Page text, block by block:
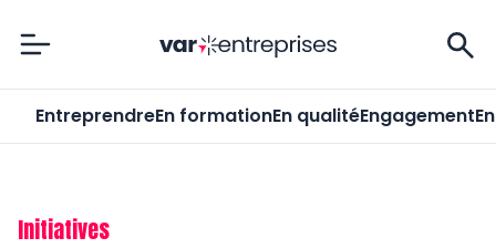
Var-Entreprises
EntreprendreEn formationEn qualitéEngagement
Initiatives